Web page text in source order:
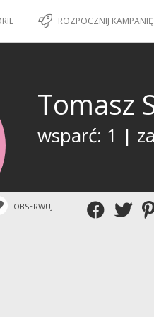
ROZPOCZNIJ KAMPANIĘ
Tomasz
wsparć: 1 |
OBSERWUJ